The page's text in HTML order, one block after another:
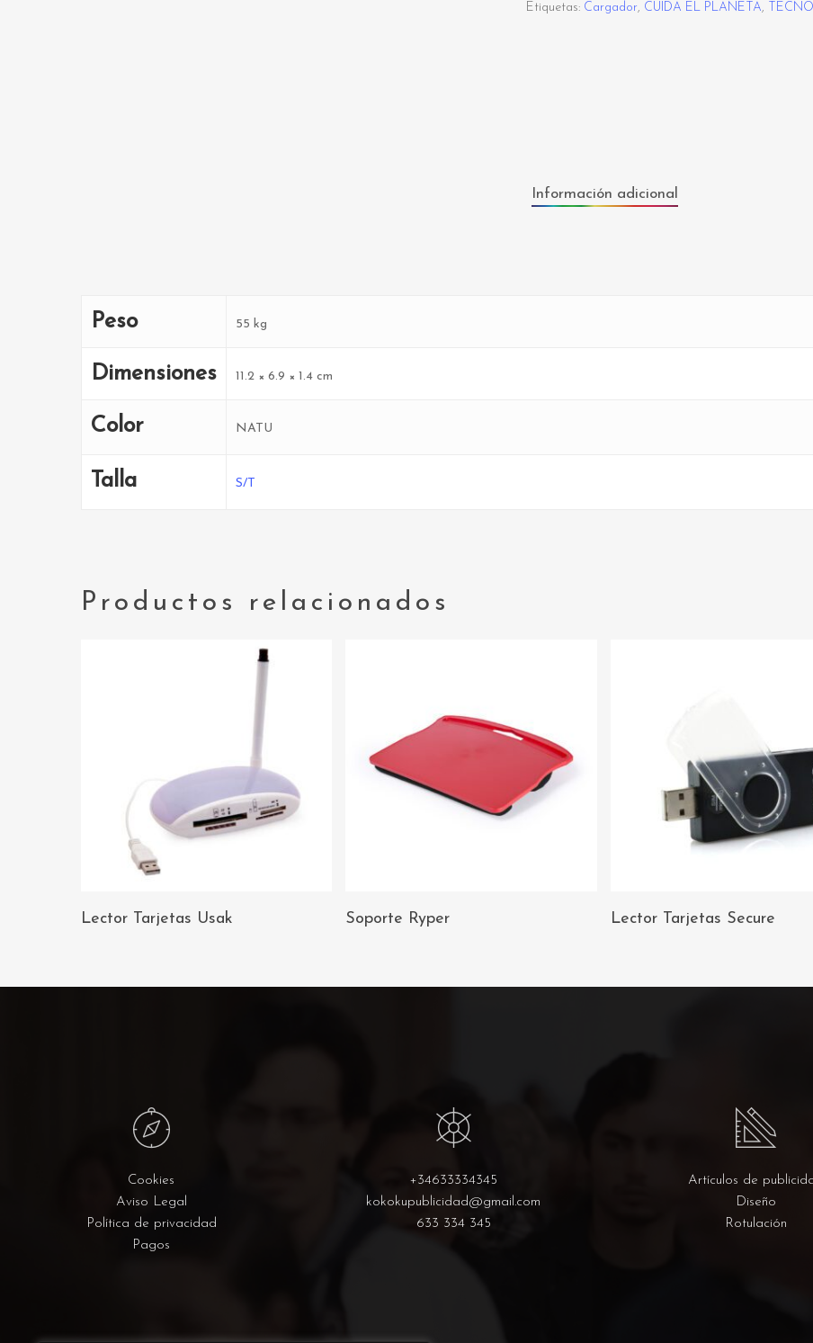
Etiquetas: Cargador, CUIDA EL PLANETA,
Información adicional
Peso 55 kg
Dimensiones 11.2 × 6.9 × 1.4 cm
Color NATU
Talla S/T
Productos relacionados
AÑADIR AL
Lector Tarjetas Usak
CARRITO
Soporte Ryper
AÑADIR AL
Lector Tarjetas Secure
Cookies
Aviso Legal
Política de privacidad
Pagos
+34633334345
kokokupublicidad@gmail.com
633 334 345
Artículos de
Diseño
Rotulación